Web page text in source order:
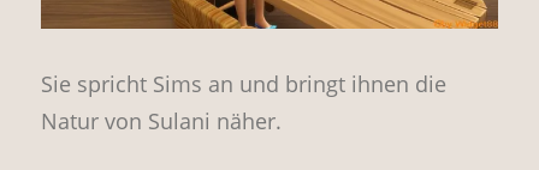
Sie spricht Sims an und bringt ihnen die
Natur von Sulani näher.